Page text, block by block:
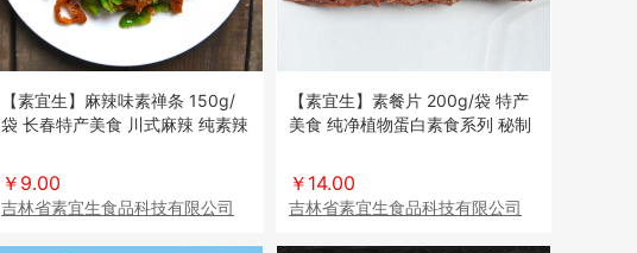
【素宜生】麻辣味素禅条 150g/
袋 长春特产美食 川式麻辣 纯素辣
￥9.00
吉林省素宜生食品科技有限公司
【素宜生】素餐片 200g/袋 特产
美食 纯净植物蛋白素食系列 秘制
￥14.00
吉林省素宜生食品科技有限公司